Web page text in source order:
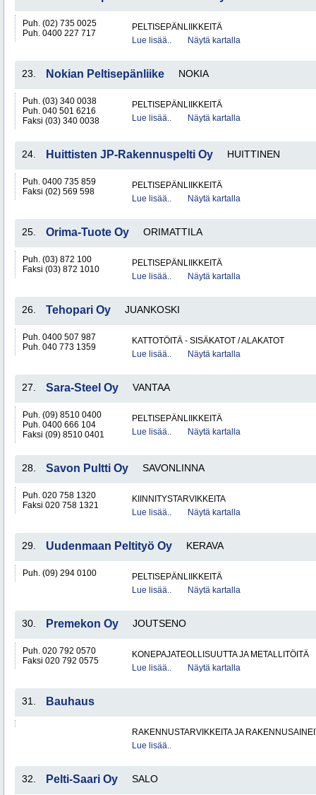
Puh. (02) 735 0025
Puh. 0400 227 717
PELTISEPÄNLIIKKEITÄ
Lue lisää..
Näytä kartalla
23. Nokian Peltisepänliike NOKIA
Puh. (03) 340 0038
Puh. 040 501 6216
Faksi (03) 340 0038
PELTISEPÄNLIIKKEITÄ
Lue lisää..
Näytä kartalla
24. Huittisten JP-Rakennuspelti Oy HUITTINEN
Puh. 0400 735 859
Faksi (02) 569 598
PELTISEPÄNLIIKKEITÄ
Lue lisää..
Näytä kartalla
25. Orima-Tuote Oy ORIMATTILA
Puh. (03) 872 100
Faksi (03) 872 1010
PELTISEPÄNLIIKKEITÄ
Lue lisää..
Näytä kartalla
26. Tehopari Oy JUANKOSKI
Puh. 0400 507 987
Puh. 040 773 1359
KATTOTÖITÄ - SISÄKATOT / ALAKATOT
Lue lisää..
Näytä kartalla
27. Sara-Steel Oy VANTAA
Puh. (09) 8510 0400
Puh. 0400 666 104
Faksi (09) 8510 0401
PELTISEPÄNLIIKKEITÄ
Lue lisää..
Näytä kartalla
28. Savon Pultti Oy SAVONLINNA
Puh. 020 758 1320
Faksi 020 758 1321
KIINNITYSTARVIKKEITA
Lue lisää..
Näytä kartalla
29. Uudenmaan Peltityö Oy KERAVA
Puh. (09) 294 0100
PELTISEPÄNLIIKKEITÄ
Lue lisää..
Näytä kartalla
30. Premekon Oy JOUTSENO
Puh. 020 792 0570
Faksi 020 792 0575
KONEPAJATEOLLISUUTTA JA METALLITÖITÄ
Lue lisää..
Näytä kartalla
31. Bauhaus
RAKENNUSTARVIKKEITA JA
Lue lisää..
32. Pelti-Saari Oy SALO